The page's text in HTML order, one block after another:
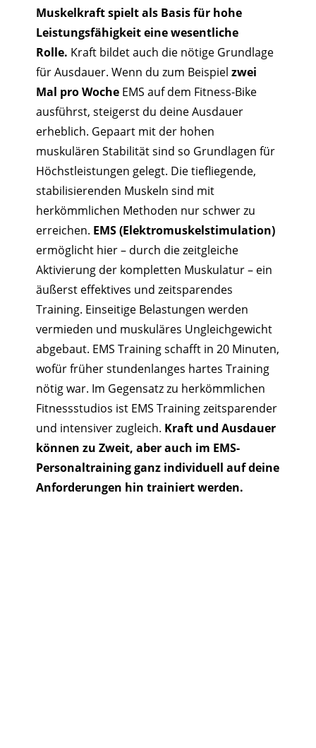
Muskelkraft spielt als Basis für hohe
Leistungsfähigkeit eine wesentliche
Rolle. Kraft bildet auch die nötige Grundlage
für Ausdauer. Wenn du zum Beispielzwei
Mal pro Woche EMS auf dem Fitness-Bike
ausführst, steigerst du deine Ausdauer
erheblich. Gepaart mit der hohen
muskulären Stabilität sind so Grundlagen für
Höchstleistungen gelegt. Die tiefliegende,
stabilisierenden Muskeln sind mit
herkömmlichen Methoden nur schwer zu
erreichen. EMS (Elektromuskelstimulation)
ermöglicht hier – durch die zeitgleiche
Aktivierung der kompletten Muskulatur – ein
äußerst effektives und zeitsparendes
Training. Einseitige Belastungen werden
vermieden und muskuläres Ungleichgewicht
abgebaut. EMS Training schafft in 20 Minuten,
wofür früher stundenlanges hartes Training
nötig war. Im Gegensatz zu herkömmlichen
Fitnessstudios ist EMS Training zeitsparender
und intensiver zugleich. Kraft und Ausdauer
können zu Zweit, aber auch im EMS-
Personaltraining ganz individuell auf deine
Anforderungen hin trainiert werden.